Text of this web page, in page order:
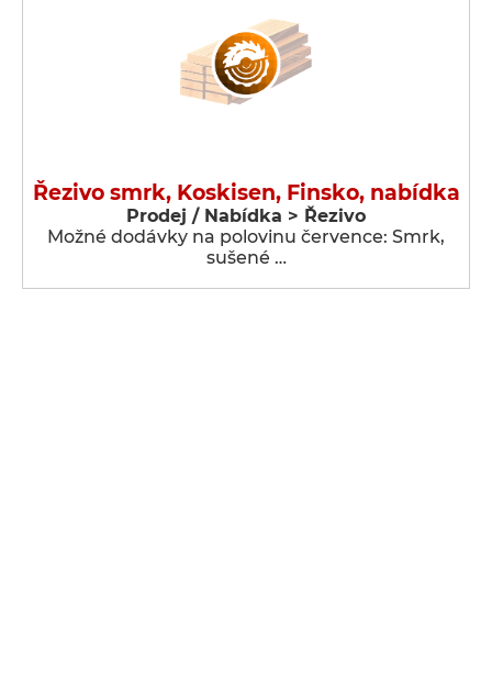
Řezivo smrk, Koskisen, Finsko, nabídka
Prodej / Nabídka > Řezivo
Možné dodávky na polovinu července: Smrk,
sušené …